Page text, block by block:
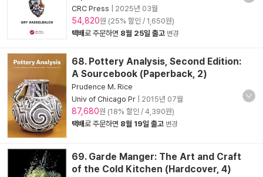
CRC Press
2025년 03월
54,820원 (25% 할인 / 1,650원)
택배로 주문하면 8월 25일 출고 변경
68. Pottery Analysis, Second Edition:
A Sourcebook (Paperback, 2)
Prudence M. Rice
Univ of Chicago Pr
2015년 07월
87,680원 (18% 할인 / 4,390원)
택배로 주문하면 8월 19일 출고 변경
69. Garde Manger: The Art and Craft
of the Cold Kitchen (Hardcover, 4)